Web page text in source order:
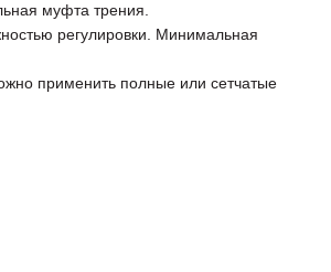
муфта трения.
регулировки. Минимальная
применить полные или сетчатые